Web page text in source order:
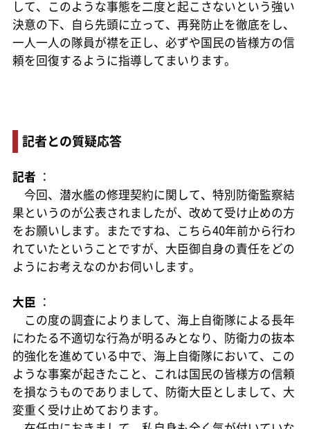
して、このような事態を二度と起こさないという強い
決意の下、自ら先頭に立って、再発防止を徹底をし、
一人一人の隊員が襟を正し、必ずや国民の皆様方の信
頼を回復するように指導してまいります。
記者との質疑応答
記者 ：
今回、潜水艦の修理契約に関して、特別防衛監察結
果というのが公表されましたが、改めて受け止めの方
をお願いします。またですね、こちら40年前から行わ
れていたということですが、大臣御自身の責任をどの
ようにお考えなのかお伺いします。
大臣 ：
この度の調査によりまして、海上自衛隊による長年
にわたる不適切な行為が明るみとなり、防衛力の抜本
的強化を進めている中で、海上自衛隊において、この
ような事案が起きたこと、これは国民の皆様方の信頼
を損なうものでありまして、防衛大臣としまして、大
変重く受け止めております。